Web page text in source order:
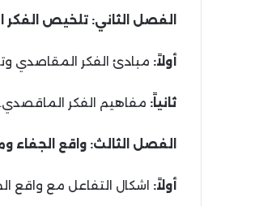
الفصل الثاني: تلخيص الفكر
أولاً: مبادئ الفكر المقاصدي
ثانياً: مفاهيم الفكر الماقصدي.
الفصل الثالث: واقع الجفاء
أولاً: اشكال التفاعل مع واقع